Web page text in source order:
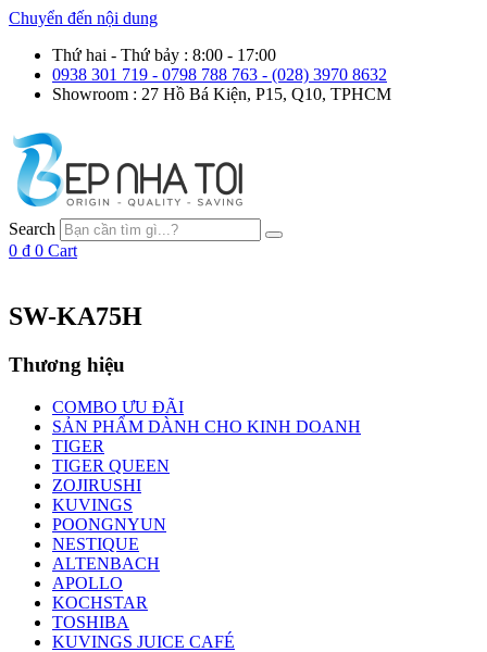
Chuyển đến nội dung
Thứ hai - Thứ bảy : 8:00 - 17:00
0938 301 719 - 0798 788 763 - (028) 3970 8632
Showroom : 27 Hồ Bá Kiện, P15, Q10, TPHCM
Search
0 ₫ 0 Cart
SW-KA75H
Thương hiệu
COMBO ƯU ĐÃI
SẢN PHẨM DÀNH CHO KINH DOANH
TIGER
TIGER QUEEN
ZOJIRUSHI
KUVINGS
POONGNYUN
NESTIQUE
ALTENBACH
APOLLO
KOCHSTAR
TOSHIBA
KUVINGS JUICE CAFÉ